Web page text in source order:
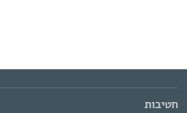
חטיבות